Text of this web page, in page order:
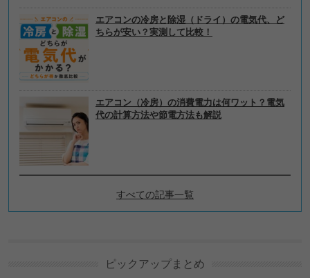
エアコンの冷房と除湿（ドライ）の電気代、ど
ちらが安い？実測して比較！
エアコン（冷房）の消費電力は何ワット？電気
代の計算方法や節電方法も解説
すべての記事一覧
ピックアップまとめ